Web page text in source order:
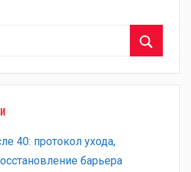
40: протокол ухода,
барьера